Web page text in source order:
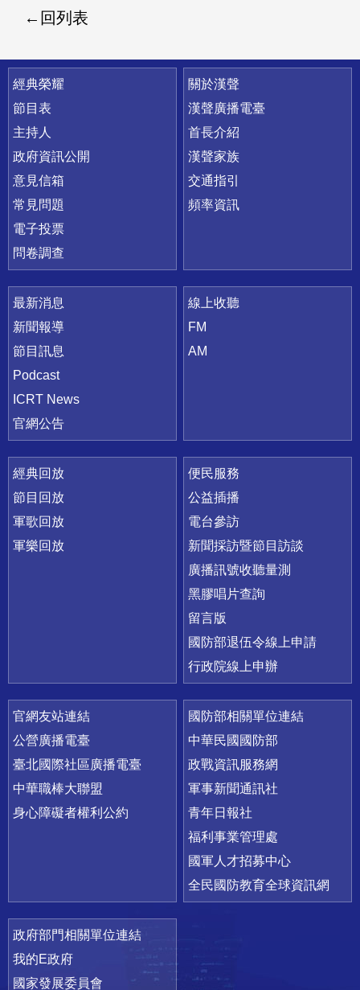
回列表
快速連結
經典榮耀
節目表
主持人
政府資訊公開
意見信箱
常見問題
電子投票
問卷調查
關於漢聲
漢聲廣播電臺
首長介紹
漢聲家族
交通指引
頻率資訊
最新消息
新聞報導
節目訊息
Podcast
ICRT News
官網公告
線上收聽
FM
AM
經典回放
節目回放
軍歌回放
軍樂回放
便民服務
公益插播
電台參訪
新聞採訪暨節目訪談
廣播訊號收聽量測
黑膠唱片查詢
留言版
國防部退伍令線上申請
行政院線上申辦
官網友站連結
公營廣播電臺
臺北國際社區廣播電臺
中華職棒大聯盟
身心障礙者權利公約
國防部相關單位連結
中華民國國防部
政戰資訊服務網
軍事新聞通訊社
青年日報社
福利事業管理處
國軍人才招募中心
全民國防教育全球資訊網
政府部門相關單位連結
我的E政府
國家發展委員會